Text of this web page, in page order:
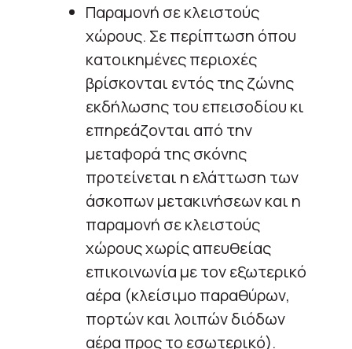
Παραμονή σε κλειστούς
χώρους. Σε περίπτωση όπου
κατοικημένες περιοχές
βρίσκονται εντός της ζώνης
εκδήλωσης του επεισοδίου κι
επηρεάζονται από την
μεταφορά της σκόνης
προτείνεται η ελάττωση των
άσκοπων μετακινήσεων και η
παραμονή σε κλειστούς
χώρους χωρίς απευθείας
επικοινωνία με τον εξωτερικό
αέρα (κλείσιμο παραθύρων,
πορτών και λοιπών διόδων
αέρα προς το εσωτερικό).